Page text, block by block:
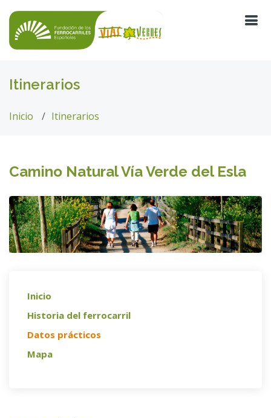
Itinerarios
Inicio Itinerarios
Camino Natural Vía Verde del Esla
Inicio
Historia del ferrocarril
Datos prácticos
Mapa